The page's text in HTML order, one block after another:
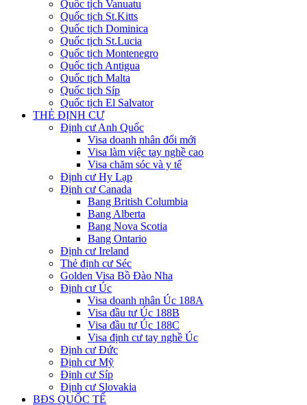
Quốc tịch Vanuatu
Quốc tịch St.Kitts
Quốc tịch Dominica
Quốc tịch St.Lucia
Quốc tịch Montenegro
Quốc tịch Antigua
Quốc tịch Malta
Quốc tịch Síp
Quốc tịch El Salvator
THẺ ĐỊNH CƯ
Định cư Anh Quốc
Visa doanh nhân đổi mới
Visa làm việc tay nghề cao
Visa chăm sóc và y tế
Định cư Hy Lạp
Định cư Canada
Bang British Columbia
Bang Alberta
Bang Nova Scotia
Bang Ontario
Định cư Ireland
Thẻ định cư Séc
Golden Visa Bồ Đào Nha
Định cư Úc
Visa doanh nhân Úc 188A
Visa đầu tư Úc 188B
Visa đầu tư Úc 188C
Visa định cư tay nghề Úc
Định cư Đức
Định cư Mỹ
Định cư Síp
Định cư Slovakia
BĐS QUỐC TẾ